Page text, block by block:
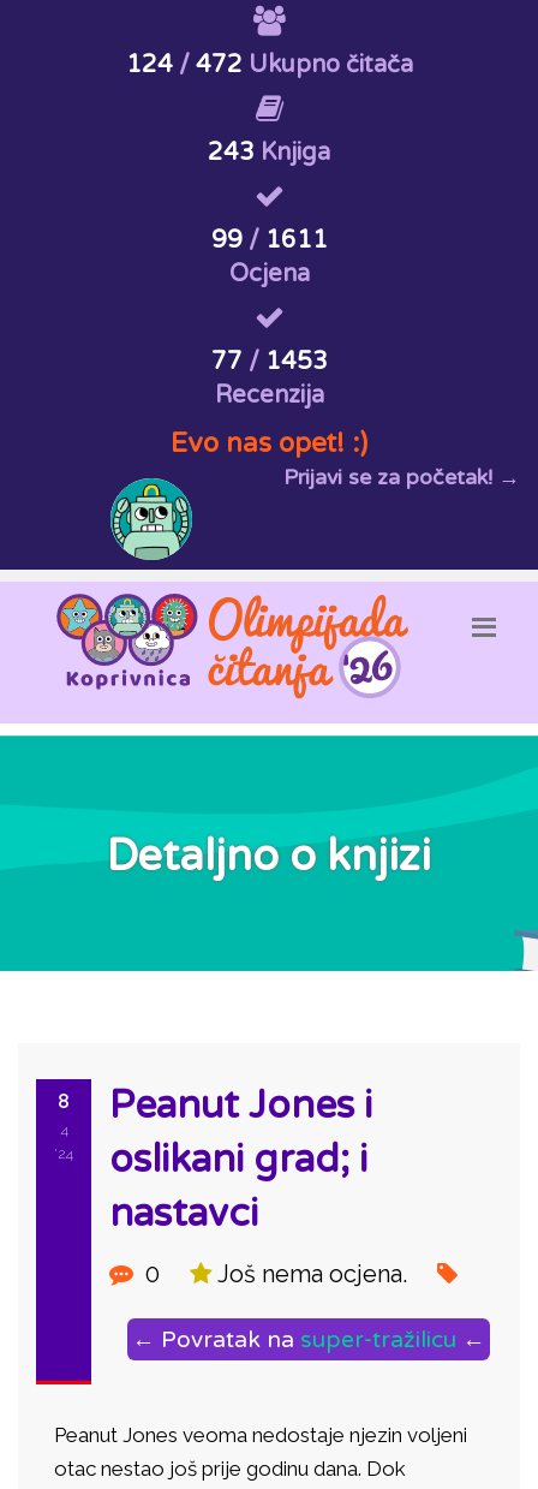
124/ 472 Ukupno čitača
243 Knjiga
99/ 1611
Ocjena
77 / 1453
Recenzija
Evo nas opet! :)
Prijavi se za početak! →
Detaljno o knjizi
8
4
'24
Peanut Jones i
oslikani grad; i
nastavci
0 Još nema ocjena.
← Povratak na super-tražilicu ←
Peanut Jones veoma nedostaje njezin voljeni
otac nestao još prije godinu dana. Dok